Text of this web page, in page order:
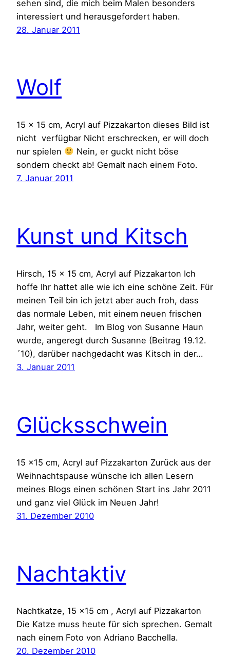
sehen sind, die mich beim Malen besonders
interessiert und herausgefordert haben.
28. Januar 2011
Wolf
15 x 15 cm, Acryl auf Pizzakarton dieses Bild ist
nicht verfügbar Nicht erschrecken, er will doch
nur spielen
Nein, er guckt nicht böse
sondern checkt ab! Gemalt nach einem Foto.
7. Januar 2011
Kunst und Kitsch
Hirsch, 15 x 15 cm, Acryl auf Pizzakarton Ich
hoffe Ihr hattet alle wie ich eine schöne Zeit. Für
meinen Teil bin ich jetzt aber auch froh, dass
das normale Leben, mit einem neuen frischen
Jahr, weiter geht. Im Blog von Susanne Haun
wurde, angeregt durch Susanne (Beitrag 19.12.
´10), darüber nachgedacht was Kitsch in der…
3. Januar 2011
Glücksschwein
15 x15 cm, Acryl auf Pizzakarton Zurück aus der
Weihnachtspause wünsche ich allen Lesern
meines Blogs einen schönen Start ins Jahr 2011
und ganz viel Glück im Neuen Jahr!
31. Dezember 2010
Nachtaktiv
Nachtkatze, 15 x15 cm , Acryl auf Pizzakarton
Die Katze muss heute für sich sprechen. Gemalt
nach einem Foto von Adriano Bacchella.
20. Dezember 2010